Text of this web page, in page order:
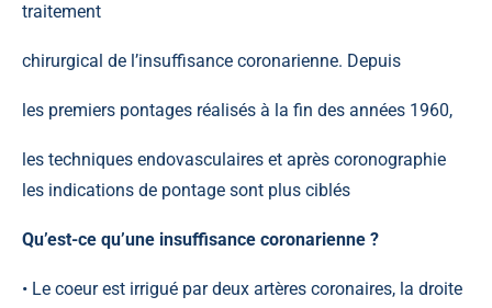
traitement
chirurgical de l’insuffisance coronarienne. Depuis
les premiers pontages réalisés à la fin des années 1960,
les techniques endovasculaires et après coronographie
les indications de pontage sont plus ciblés
Qu’est-ce qu’une insuffisance coronarienne ?
• Le coeur est irrigué par deux artères coronaires, la droite